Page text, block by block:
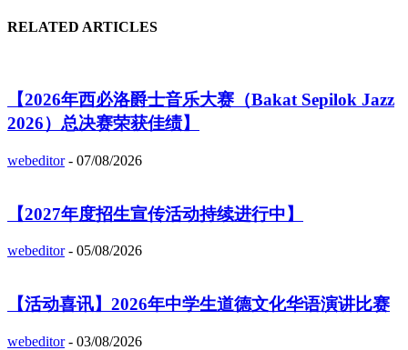
RELATED ARTICLES
【2026年西必洛爵士音乐大赛（Bakat Sepilok Jazz
2026）总决赛荣获佳绩】
webeditor - 07/08/2026
【2027年度招生宣传活动持续进行中】
webeditor - 05/08/2026
【活动喜讯】2026年中学生道德文化华语演讲比赛
webeditor - 03/08/2026